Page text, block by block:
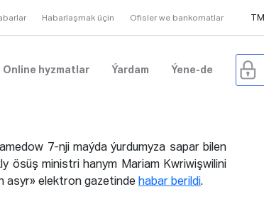
Habarlaşmak üçin Ofisler we bankomatlar TM
Online hyzmatlar Ýardam Ýene-de
7-nji maýda ýurdumyza sapar bilen
ösüş ministri hanym Mariam Kwriwişwilini
asyr» elektron gazetinde habar berildi.